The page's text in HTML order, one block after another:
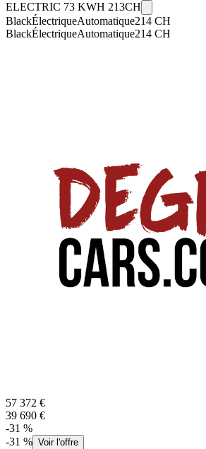
ELECTRIC 73 KWH 213CH
BlackÉlectriqueAutomatique214 CH
BlackÉlectriqueAutomatique214 CH
57 372 €
39 690 €
-31 %
-31 % Voir l'offre